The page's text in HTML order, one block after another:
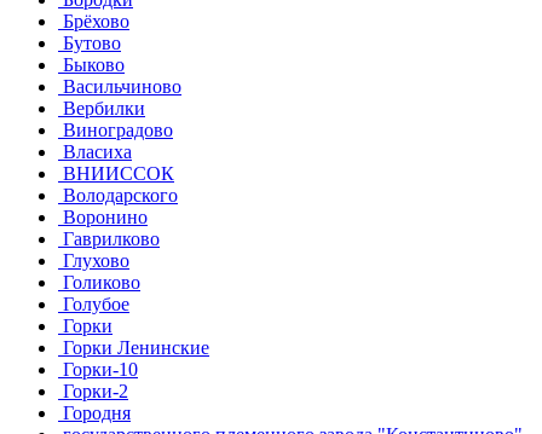
Брёхово
Бутово
Быково
Васильчиново
Вербилки
Виноградово
Власиха
ВНИИССОК
Володарского
Воронино
Гаврилково
Глухово
Голиково
Голубое
Горки
Горки Ленинские
Горки-10
Горки-2
Городня